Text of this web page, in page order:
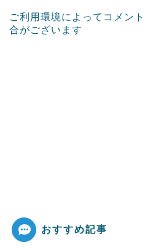
ご利用環境によってコメン
合がございます
おすすめ記事